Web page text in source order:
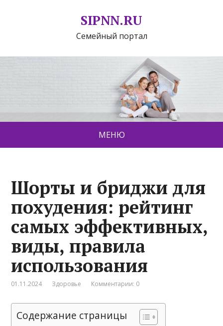
SIPNN.RU
Семейный портал
МЕНЮ
Шорты и бриджи для
похудения: рейтинг
самых эффективных,
виды, правила
использования
01.11.2024 Здоровье Комментарии: 0
Содержание страницы